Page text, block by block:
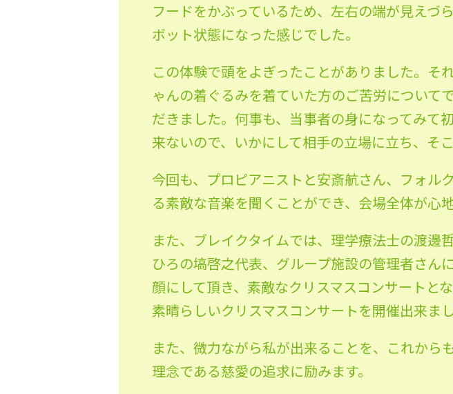
フードをかぶっているため、左右の端が見えづ
ボット状態になった感じでした。
この体験で頭をよぎったことがありました。そ
ゃんの着ぐるみを着ていた方のご苦労について
だきました。何事も、当事者の身になってみて
来ないので、いかにして相手の立場に立ち、そ
今回も、プロピアニストと安斎航さん、フォル
る素敵な音楽を聞くことができ、会場全体が心
また、ブレイクタイムでは、理学療法士の渡邊
ひろの塙啓之代表、グループ施設の管理者さん
顔にして頂き、素敵なクリスマスコンサートと
素晴らしいクリスマスコンサートを開催出来ま
また、微力ながら私が出来ることを、これか
理念である慈愛の追求に励みます。